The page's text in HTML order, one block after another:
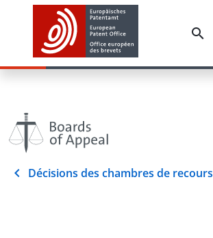
Décisions des chambres de recours